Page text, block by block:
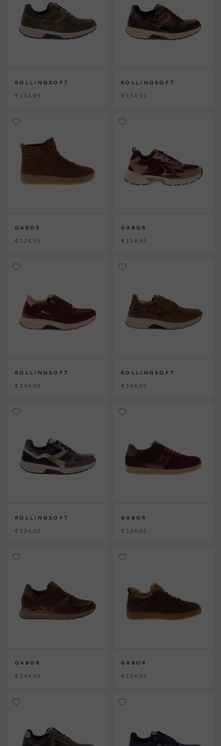
ROLLINGSOFT
€ 134,95
ROLLINGSOFT
€ 134,95
GABOR
€ 124,95
GABOR
€ 154,95
ROLLINGSOFT
€ 144,95
ROLLINGSOFT
€ 144,95
ROLLINGSOFT
€ 134,95
GABOR
€ 124,95
GABOR
€ 144,95
GABOR
€ 124,95